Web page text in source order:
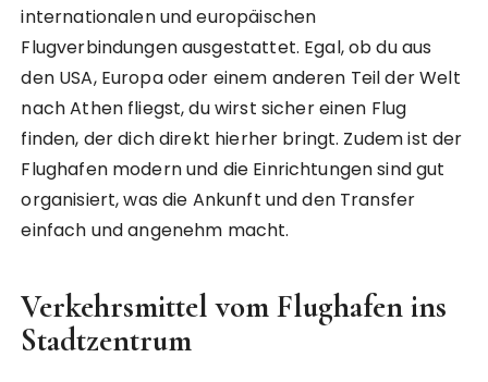
internationalen und europäischen
Flugverbindungen ausgestattet. Egal, ob du aus
den USA, Europa oder einem anderen Teil der Welt
nach Athen fliegst, du wirst sicher einen Flug
finden, der dich direkt hierher bringt. Zudem ist der
Flughafen modern und die Einrichtungen sind gut
organisiert, was die Ankunft und den Transfer
einfach und angenehm macht.
Verkehrsmittel vom Flughafen ins
Stadtzentrum